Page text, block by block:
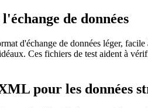
de données
d'échange de données léger,
Ces fichiers de test aident à
pour les données